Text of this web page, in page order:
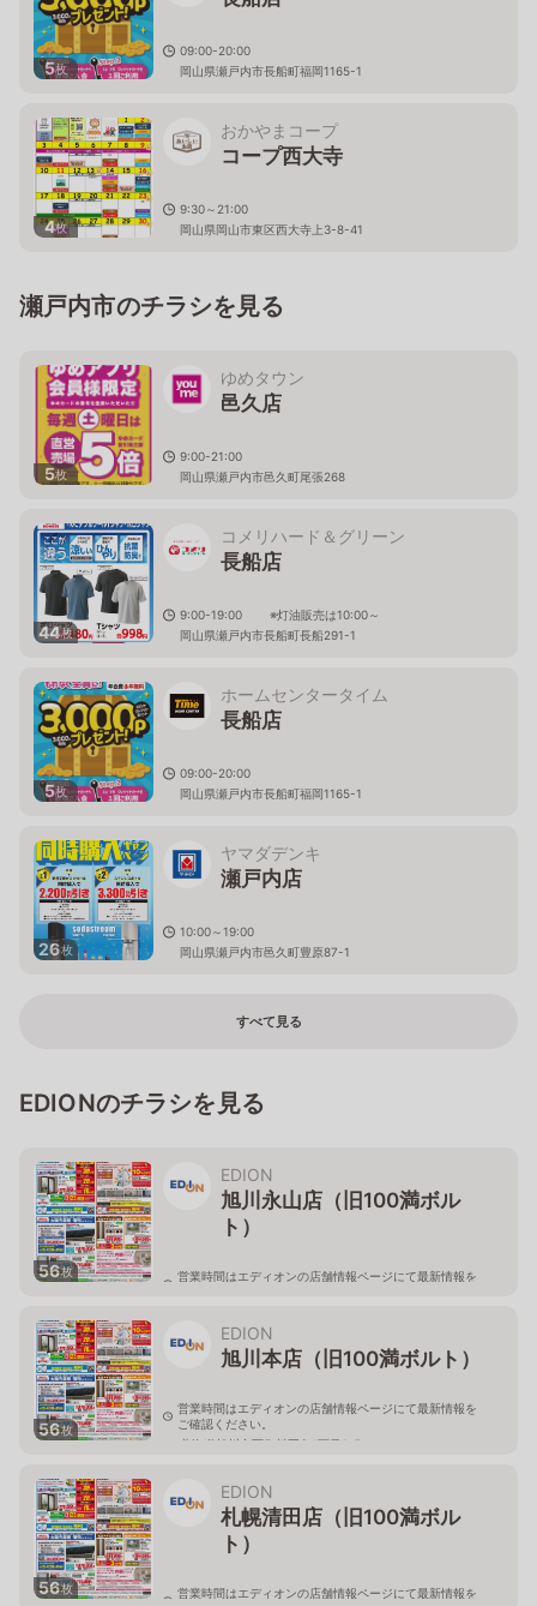
5枚
09:00-20:00
岡山県瀬戸内市長船町福岡1165-1
4枚
おかやまコープ
コープ西大寺
9:30～21:00
岡山県岡山市東区西大寺上3-8-41
瀬戸内市のチラシを見る
5枚
ゆめタウン
邑久店
9:00-21:00
岡山県瀬戸内市邑久町尾張268
44枚
コメリハード＆グリーン
長船店
9:00-19:00 ※灯油販売は10:00～
岡山県瀬戸内市長船町長船291-1
5枚
ホームセンタータイム
長船店
09:00-20:00
岡山県瀬戸内市長船町福岡1165-1
26枚
ヤマダデンキ
瀬戸内店
10:00～19:00
岡山県瀬戸内市邑久町豊原87-1
すべて見る
EDIONのチラシを見る
56枚
EDION
旭川永山店（旧100満ボル
ト）
営業時間はエディオンの店舗情報ページにて最新情報を
56枚
EDION
旭川本店（旧100満ボルト）
営業時間はエディオンの店舗情報ページにて最新情報を
ご確認ください。
北海道旭川市西御料五条1丁目1-5
56枚
EDION
札幌清田店（旧100満ボル
ト）
営業時間はエディオンの店舗情報ページにて最新情報を